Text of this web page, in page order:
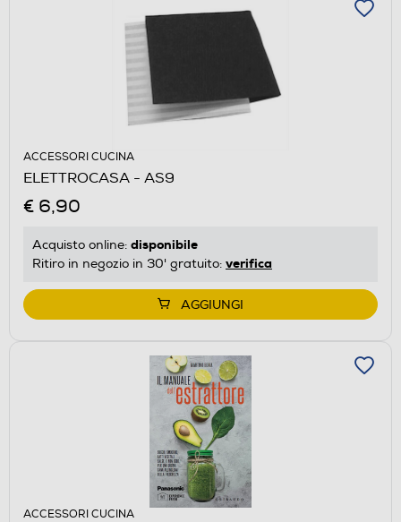
ACCESSORI CUCINA
ELETTROCASA - AS9
€ 6,90
Acquisto online: disponibile
Ritiro in negozio in 30' gratuito: verifica
AGGIUNGI
ACCESSORI CUCINA